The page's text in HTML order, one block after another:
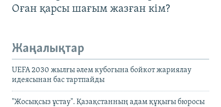
Оған қарсы шағым жазған кім?
Жаңалықтар
UEFA 2030 жылғы әлем кубогына бойкот жариялау
идеясынан бас тартпайды
"Жосықсыз ұстау". Қазақстанның адам құқығы бюросы